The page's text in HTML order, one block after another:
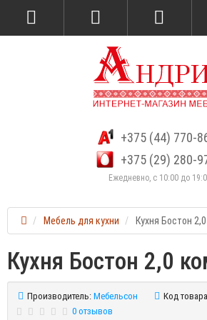
+375 (44) 770-
+375 (29) 280-
Ежедневно, с 10:00 до
Мебель для кухни Кухня Бостон
Кухня Бостон 2,0
Производитель: Мебельсон Код
0 отзывов